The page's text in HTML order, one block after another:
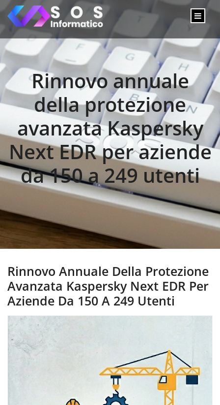
Rinnovo annuale
della protezione
avanzata Kaspersky
Next EDR per aziende
da 150 a 249 utenti
Rinnovo Annuale Della Protezione
Avanzata Kaspersky Next EDR Per
Aziende Da 150 A 249 Utenti